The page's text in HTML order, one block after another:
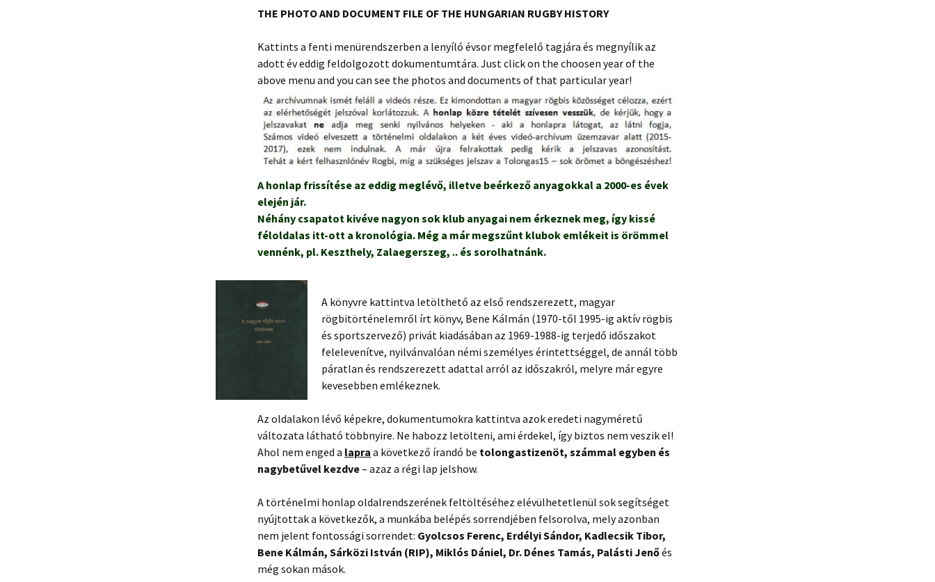
1985.
1986.
1987.
1988.
1989.
1995.
1996.
1997.
1998.
1999.
2005.
2006.
2007.
2008.
2009.
2015.
2016.
2017.
2018.
2019.
2025.
2026.
.. és még sokan itt!
THE PHOTO AND DOCUMENT FILE OF THE HUNGARIAN RUGBY HISTORY
Kattints a fenti menürendszerben a lenyíló évsor megfelelő tagjára és megnyílik az
adott év eddig feldolgozott dokumentumtára. Just click on the choosen year of the
above menu and you can see the photos and documents of that particular year!
A honlap frissítése az eddig meglévő, illetve beérkező anyagokkal a 2000-es évek
elején jár.
Néhány csapatot kivéve nagyon sok klub anyagai nem érkeznek meg, így kissé
féloldalas itt-ott a kronológia. Még a már megszűnt klubok emlékeit is örömmel
vennénk, pl. Keszthely, Zalaegerszeg, .. és sorolhatnánk.
A könyvre kattintva letölthető az első rendszerezett, magyar
rögbitörténelemről írt könyv, Bene Kálmán (1970-től 1995-ig aktív rögbis
és sportszervező) privát kiadásában az 1969-1988-ig terjedő időszakot
felelevenítve, nyilvánvalóan némi személyes érintettséggel, de annál több
páratlan és rendszerezett adattal arról az időszakról, melyre már egyre
kevesebben emlékeznek.
Az oldalakon lévő képekre, dokumentumokra kattintva azok eredeti nagyméretű
változata látható többnyire. Ne habozz letölteni, ami érdekel, így biztos nem veszik el!
Ahol nem enged a lapra a következő írandó be tolongastizenöt, számmal egyben és
nagybetűvel kezdve– azaz a régi lap jelshow.
A történelmi honlap oldalrendszerének feltöltéséhez elévülhetetlenül sok segítséget
nyújtottak a következők, a munkába belépés sorrendjében felsorolva, mely azonban
nem jelent fontossági sorrendet: Gyolcsos Ferenc, Erdélyi Sándor, Kadlecsik Tibor,
Bene Kálmán, Sárközi István (RIP), Miklós Dániel, Dr. Dénes Tamás, Palásti Jenőés
még sokan mások.